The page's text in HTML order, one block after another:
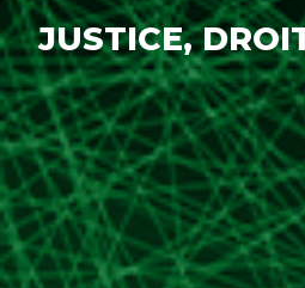
JUSTICE,